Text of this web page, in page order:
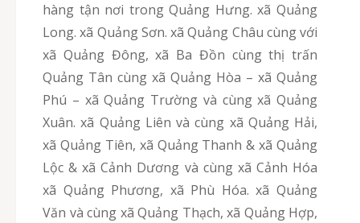
hàng tận nơi trong Quảng Hưng. xã Quảng
Long. xã Quảng Sơn. xã Quảng Châu cùng với
xã Quảng Đông, xã Ba Đồn cùng thị trấn
Quảng Tân cùng xã Quảng Hòa – xã Quảng
Phú – xã Quảng Trường và cùng xã Quảng
Xuân. xã Quảng Liên và cùng xã Quảng Hải,
xã Quảng Tiên, xã Quảng Thanh & xã Quảng
Lộc & xã Cảnh Dương và cùng xã Cảnh Hóa
xã Quảng Phương, xã Phù Hóa. xã Quảng
Văn và cùng xã Quảng Thạch, xã Quảng Hợp,